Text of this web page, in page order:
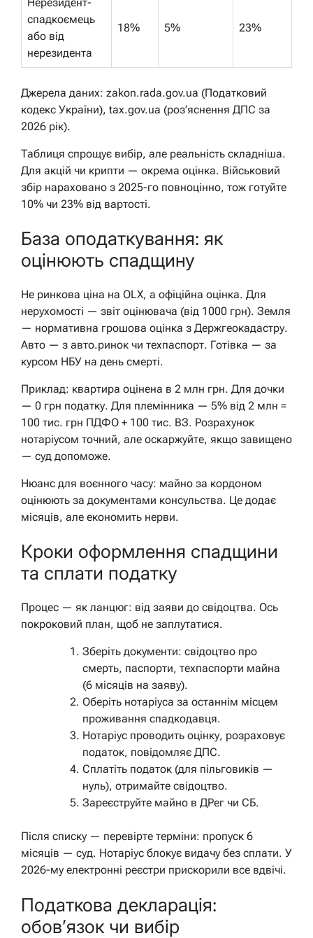
спадкоємець
або від
нерезидента
18% 5% 23%
Джерела даних: zakon.rada.gov.ua (Податковий
кодекс України), tax.gov.ua (роз’яснення ДПС за
2026 рік).
Таблиця спрощує вибір, але реальність складніша.
Для акцій чи крипти — окрема оцінка. Військовий
збір нараховано з 2025-го повноцінно, тож готуйте
10% чи 23% від вартості.
База оподаткування: як
оцінюють спадщину
Не ринкова ціна на OLX, а офіційна оцінка. Для
нерухомості — звіт оцінювача (від 1000 грн). Земля
— нормативна грошова оцінка з Держгеокадастру.
Авто — з авто.ринок чи техпаспорт. Готівка — за
курсом НБУ на день смерті.
Приклад: квартира оцінена в 2 млн грн. Для дочки
— 0 грн податку. Для племінника — 5% від 2 млн =
100 тис. грн ПДФО + 100 тис. ВЗ. Розрахунок
нотаріусом точний, але оскаржуйте, якщо завищено
— суд допоможе.
Нюанс для воєнного часу: майно за кордоном
оцінюють за документами консульства. Це додає
місяців, але економить нерви.
Кроки оформлення спадщини
та сплати податку
Процес — як ланцюг: від заяви до свідоцтва. Ось
покроковий план, щоб не заплутатися.
Зберіть документи: свідоцтво про
смерть, паспорти, техпаспорти майна
(6 місяців на заяву).
Оберіть нотаріуса за останнім місцем
проживання спадкодавця.
Нотаріус проводить оцінку, розраховує
податок, повідомляє ДПС.
Сплатіть податок (для пільговиків —
нуль), отримайте свідоцтво.
Зареєструйте майно в ДРег чи СБ.
Після списку — перевірте терміни: пропуск 6
місяців — суд. Нотаріус блокує видачу без сплати. У
2026-му електронні реєстри прискорили все вдвічі.
Податкова декларація:
обов’язок чи вибір